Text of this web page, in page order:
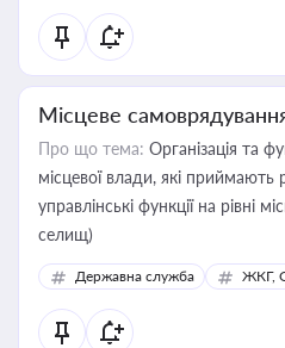
Місцеве
Про що тема: Організація та
місцевої влади, які
управлінські функції на рівні
селищ)
Державна служба ЖКГ,